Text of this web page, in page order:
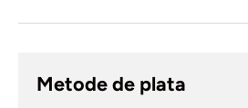
Metode de plata